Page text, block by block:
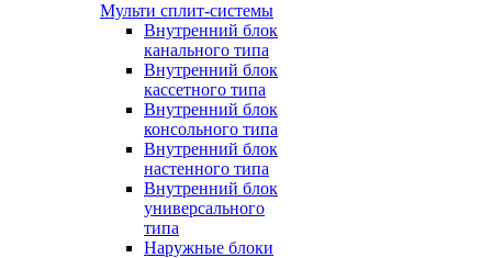
Мульти сплит-системы
Внутренний блок
канального типа
Внутренний блок
кассетного типа
Внутренний блок
консольного типа
Внутренний блок
настенного типа
Внутренний блок
универсального
типа
Наружные блоки